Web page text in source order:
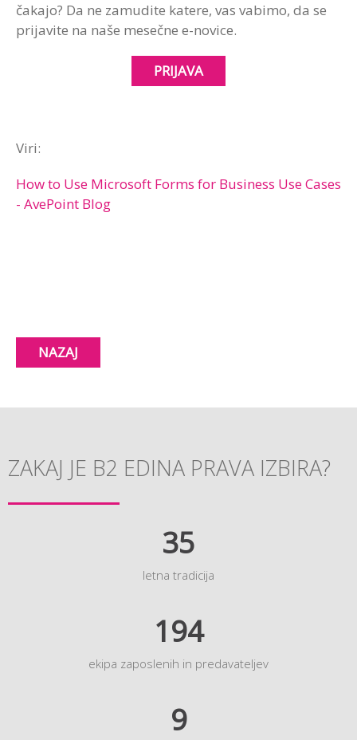
čakajo? Da ne zamudite katere, vas vabimo, da se
prijavite na naše mesečne e-novice.
PRIJAVA
Viri:
How to Use Microsoft Forms for Business Use Cases
- AvePoint Blog
NAZAJ
ZAKAJ JE B2 EDINA PRAVA IZBIRA?
35
letna tradicija
194
ekipa zaposlenih in predavateljev
9